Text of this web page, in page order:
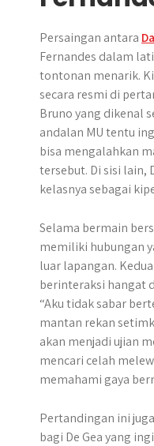
Persaingan antara
Fernandes dalam
tontonan menarik.
secara resmi di
Bruno yang dikenal
andalan MU tentu
bisa mengalahkan
tersebut. Di sisi lain,
kelasnya sebagai
Selama bermain
memiliki hubungan
luar lapangan.
berinteraksi hangat
“Aku tidak sabar
mantan rekan
akan menjadi ujian
mencari celah
memahami gaya
Pertandingan ini
bagi De Gea yang